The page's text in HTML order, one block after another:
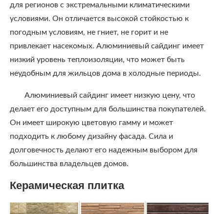
для регионов с экстремальными климатическими
условиями. Он отличается высокой стойкостью к
погодным условиям, не гниет, не горит и не
привлекает насекомых. Алюминиевый сайдинг имеет
низкий уровень теплоизоляции, что может быть
неудобным для жильцов дома в холодные периоды.
Алюминиевый сайдинг имеет низкую цену, что
делает его доступным для большинства покупателей.
Он имеет широкую цветовую гамму и может
подходить к любому дизайну фасада. Сила и
долговечность делают его надежным выбором для
большинства владельцев домов.
Керамическая плитка